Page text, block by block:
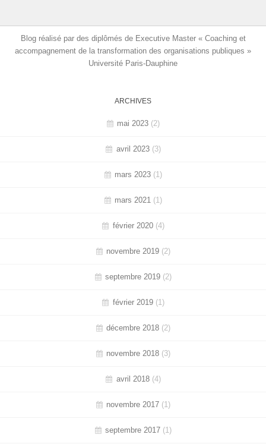
Blog réalisé par des diplômés de Executive Master « Coaching et
accompagnement de la transformation des organisations publiques »
Université Paris-Dauphine
ARCHIVES
mai 2023 (2)
avril 2023(3)
mars 2023 (1)
mars 2021 (1)
février 2020(4)
novembre 2019 (2)
septembre 2019 (2)
février 2019(1)
décembre 2018 (2)
novembre 2018 (3)
avril 2018(4)
novembre 2017 (1)
septembre 2017 (1)